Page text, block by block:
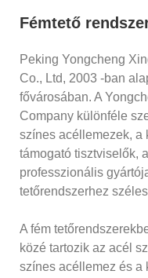
Fémtető
Peking Yongcheng
Co., Ltd, 2003 -ban
fővárosában. A
Company különféle
színes acéllemezek, a
támogató tisztviselők,
professzionális
tetőrendszerhez
A fém
közé tartozik az acél
színes acéllemez és a